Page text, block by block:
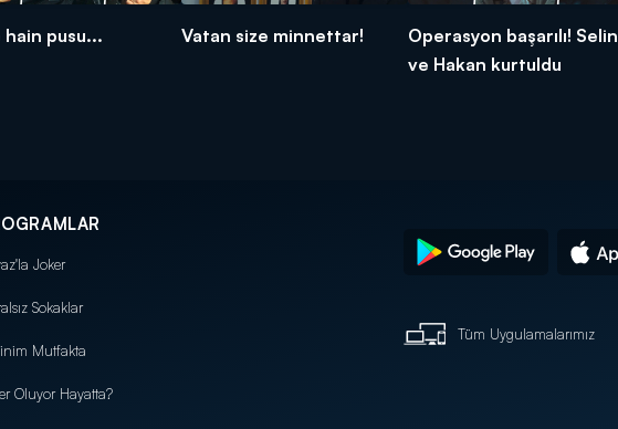
hain pusu... Vatan size minnettar!
Operasyon başarılı! Selin
ve Hakan kurtuldu
Joker
Sokaklar
Mutfakta
Oluyor Hayatta?
Tüm Uygulamalarımız